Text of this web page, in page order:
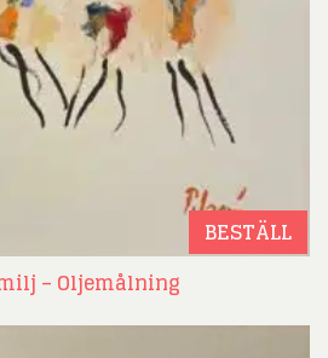
BESTÄLL
– Oljemålning